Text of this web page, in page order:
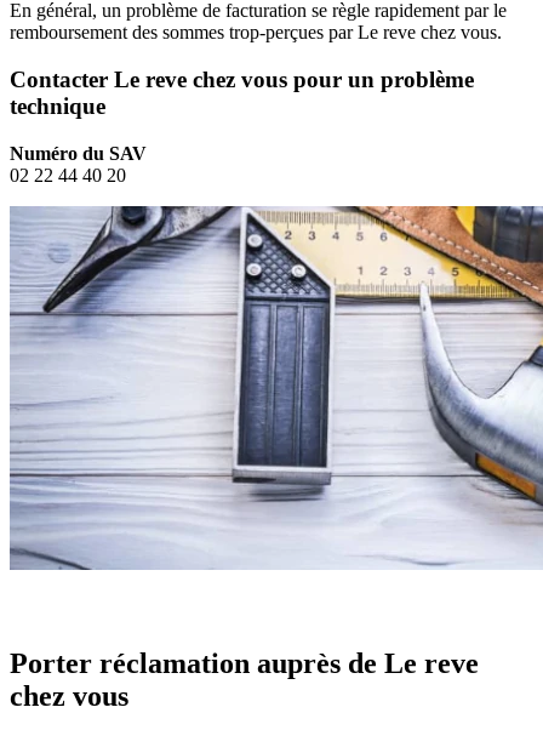
En général, un problème de facturation se règle rapidement par le
remboursement des sommes trop-perçues par Le reve chez vous.
Contacter Le reve chez vous pour un problème
technique
Numéro du SAV
02 22 44 40 20
Porter réclamation auprès de Le reve
chez vous